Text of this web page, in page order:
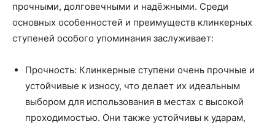
прочными, долговечными и надёжными. Среди
основных особенностей и преимуществ клинкерных
ступеней особого упоминания заслуживает:
Прочность: Клинкерные ступени очень прочные и
устойчивые к износу, что делает их идеальным
выбором для использования в местах с высокой
проходимостью. Они также устойчивы к ударам,